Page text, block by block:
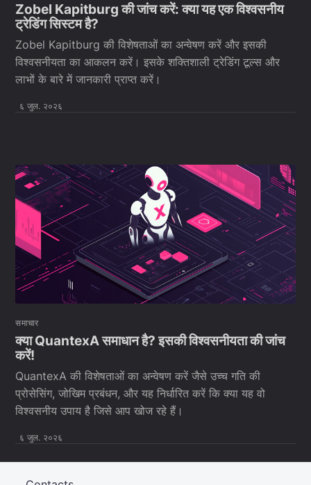
Zobel Kapitburg की जांच करें: क्या यह एक विश्वसनीय
ट्रेडिंग सिस्टम है?
Zobel Kapitburg की विशेषताओं का अन्वेषण करें और इसकी
विश्वसनीयता का आकलन करें। इसके शक्तिशाली ट्रेडिंग टूल्स और
लाभों के बारे में जानकारी प्राप्त करें।
६ जुल. २०२६
समाचार
क्या QuantexA समाधान है? इसकी विश्वसनीयता की जांच
करें!
QuantexA की विशेषताओं का अन्वेषण करें जैसे उच्च गति की
प्रोसेसिंग, जोखिम प्रबंधन, और यह निर्धारित करें कि क्या यह वो
विश्वसनीय उपाय है जिसे आप खोज रहे हैं।
६ जुल. २०२६